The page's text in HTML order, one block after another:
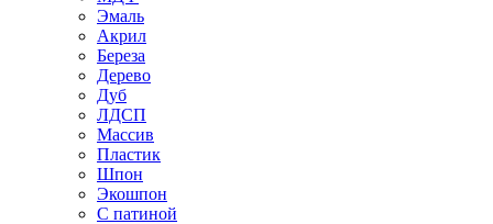
Эмаль
Акрил
Береза
Дерево
Дуб
ЛДСП
Массив
Пластик
Шпон
Экошпон
С патиной